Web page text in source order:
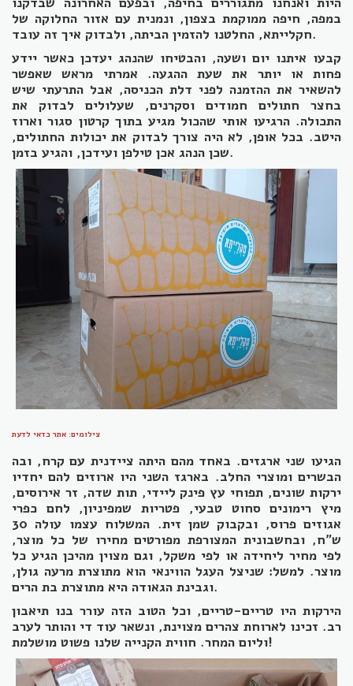
במפה, חיפה ממוקמת בצפון, ונמנית עם אזור החלוקה של
חקלייתא, החלטנו להזמין הביתה, ולבדוק איך זה עובד.
קבעו איתנו יום ושעה, והבטיחו שהנהג יעדכן כאשר יידע
פחות או יותר את שעת ההגעה. אמרתי מראש שאפשר
להשאיר את ההזמנה לפני דלת הכניסה, אבל התרעתי שיש
בחצר חתולים חמודים וסקרנים, שעלולים לבדוק את
התכולה. הרגיעו אותי שהכול מגיע בתוך קרטון סגור וארוז
היטב. בכל אופן, לא היה צורך לבדוק את יכולות החתולים,
שכן הנהג אכן טילפן ועידכן, והגיע בזמן.
צילומים: אתר כדאי לדעת
הגיעו שני ארגזים. באחד מהם היתה ציידנית עם קרח, ובה
הבשרים ומוצרי החלב. בארגז השני היו ארוזים להם יחדיו
ירקות שונים, תפוחי עץ פינק ליידי, תות שדה, זר אירוסים,
מיץ רימונים סחוט טבעי, פטריות שמפיניון, לחם כפרי
אגוזים פרוס, ובקבוק שמן זית. המשלוח עצמו עולה 30
ש"ח, ובחשבונית המצורפת מפורטים מחירו של כל מוצר,
לפי מחיר ליחידה או לפי משקל, וגם מצוין מהיכן הגיע כל
מוצר. למשל: שניצל העגל הווינאי הוא מתוצרת מרעה גולן,
וגבינת הגאודה היא מתוצרת בת הרים.
הירקות היו טריים-טריים, וכל הטוב הזה עורר בנו תיאבון
רב. זכינו לארוחת צהרים מצוינת, ונשאר עוד די והותר לערב
וליום המחר. חווית הקנייה שלנו פשוט מושלמת!